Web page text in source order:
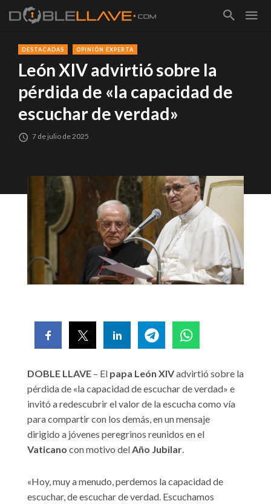
DESTACADAS OPINIÓN EXPERTA
León XIV advirtió sobre la
pérdida de «la capacidad de
escuchar de verdad»
7 de julio de 2025
DOBLE LLAVE – El papa León XIVadvirtió sobre la
pérdida de «la capacidad de escuchar de verdad» e
invitó a redescubrir el valor de la escucha como vía
para compartir con los demás, en un mensaje
dirigido a jóvenes peregrinos reunidos en el
Vaticano con motivo delAño Jubilar.
«Hoy, muy a menudo, perdemos la capacidad de
escuchar, de escuchar de verdad. Escuchamos